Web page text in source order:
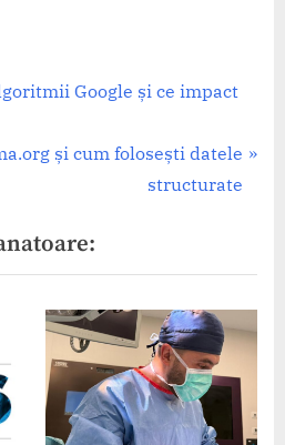
Google și ce impact
și cum folosești datele
structurate